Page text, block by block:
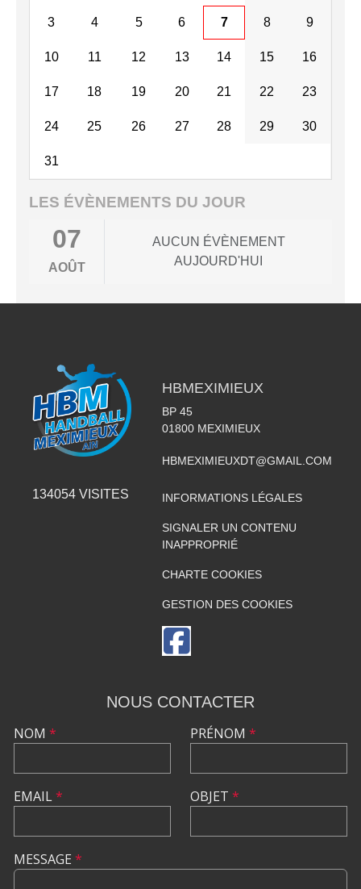
3 4 5 6 7 8 9
10 11 12 13 14 15 16
17 18 19 20 21 22 23
24 25 26 27 28 29 30
31
LES ÉVÈNEMENTS DU JOUR
07
AOÛT
AUCUN ÉVÈNEMENT
AUJOURD'HUI
134054 VISITES
HBMEXIMIEUX
BP 45
01800 MEXIMIEUX
HBMEXIMIEUXDT@GMAIL.COM
INFORMATIONS LÉGALES
SIGNALER UN CONTENU
INAPPROPRIÉ
CHARTE COOKIES
GESTION DES COOKIES
NOUS CONTACTER
NOM *
EMAIL*
PRÉNOM *
OBJET *
MESSAGE *